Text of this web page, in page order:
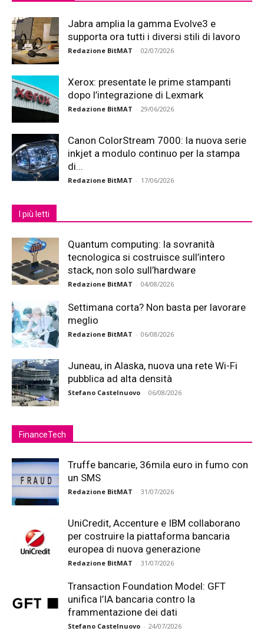
Jabra amplia la gamma Evolve3 e
supporta ora tutti i diversi stili di lavoro
Redazione BitMAT - 02/07/2026
Xerox: presentate le prime stampanti
dopo l’integrazione di Lexmark
Redazione BitMAT - 29/06/2026
Canon ColorStream 7000: la nuova serie
inkjet a modulo continuo per la stampa
di...
Redazione BitMAT - 17/06/2026
I più letti
Quantum computing: la sovranità
tecnologica si costruisce sull’intero
stack, non solo sull’hardware
Redazione BitMAT - 04/08/2026
Settimana corta? Non basta per lavorare
meglio
Redazione BitMAT - 06/08/2026
Juneau, in Alaska, nuova una rete Wi-Fi
pubblica ad alta densità
Stefano Castelnuovo - 06/08/2026
FinanceTech
Truffe bancarie, 36mila euro in fumo con
un SMS
Redazione BitMAT - 31/07/2026
UniCredit, Accenture e IBM collaborano
per costruire la piattaforma bancaria
europea di nuova generazione
Redazione BitMAT - 31/07/2026
Transaction Foundation Model: GFT
unifica l’IA bancaria contro la
frammentazione dei dati
Stefano Castelnuovo - 24/07/2026